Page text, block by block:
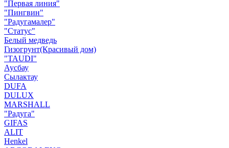
"Первая линия"
"Пингвин"
"Радугамалер"
"Статус"
Белый медведь
Гизогрунт(Красивый дом)
"TAUDI"
Аусбау
Сылактау
DUFA
DULUX
MARSHALL
"Радуга"
GIFAS
ALIT
Henkel